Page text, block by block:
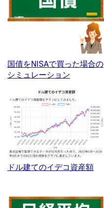
国債をNISAで買った場合の
シミュレーション
ドル建てのイデコ資産額